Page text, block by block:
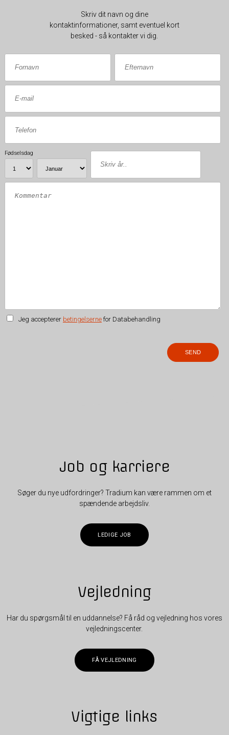
Skriv dit navn og dine
kontaktinformationer, samt eventuel kort
besked - så kontakter vi dig.
Fødselsdag
Jeg accepterer betingelsernefor Databehandling
Job og karriere
Søger du nye udfordringer? Tradium kan være rammen om et
spændende arbejdsliv.
LEDIGE JOB
Vejledning
Har du spørgsmål til en uddannelse? Få råd og vejledning hos vores
vejledningscenter.
FÅ VEJLEDNING
Vigtige links